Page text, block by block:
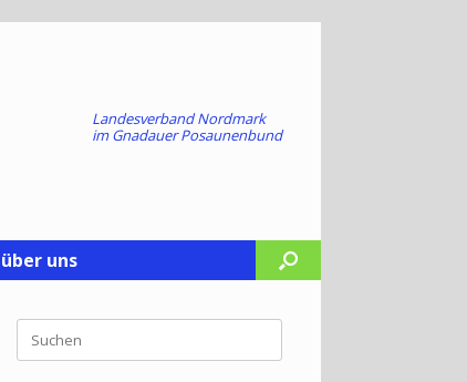
Landesverband Nordmark
imGnadauer Posaunenbund
über uns
Suchen
nach: